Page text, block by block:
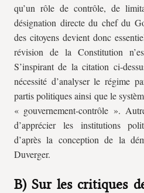
qu’un rôle de contrôle, de
désignation directe du chef du
des citoyens devient donc
révision de la Constitution
S’inspirant de la citation ci-
nécessité d’analyser le régime
partis politiques ainsi que le
« gouvernement-contrôle ».
d’apprécier les institutions
d’après la conception de la
Duverger.
B) Sur les critiques